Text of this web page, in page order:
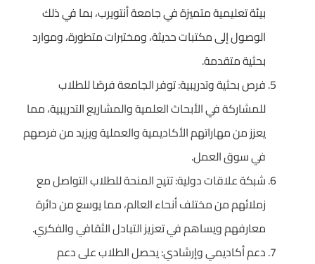
بيئة تعليمية متميزة في جامعة أنتويرب، بما في ذلك
الوصول إلى مكتبات حديثة، ومختبرات متطورة، وموارد
بحثية متقدمة.
فرص بحثية وتدريبية: توفر الجامعة فرصًا للطلاب
للمشاركة في الأبحاث العلمية والمشاريع التدريبية، مما
يعزز من مهاراتهم الأكاديمية والعملية ويزيد من فرصهم
في سوق العمل.
شبكة علاقات دولية: تتيح المنحة للطلاب التواصل مع
زملائهم من مختلف أنحاء العالم، مما يوسع من دائرة
معارفهم ويساهم في تعزيز التبادل الثقافي والفكري.
دعم أكاديمي وإرشادي: يحصل الطلاب على دعم